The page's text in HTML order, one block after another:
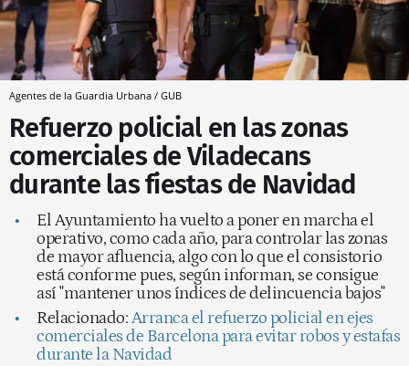
Agentes de la Guardia Urbana / GUB
Refuerzo policial en las zonas
comerciales de Viladecans
durante las fiestas de Navidad
El Ayuntamiento ha vuelto a poner en marcha el
operativo, como cada año, para controlar las zonas
de mayor afluencia, algo con lo que el consistorio
está conforme pues, según informan, se consigue
así "mantener unos índices de delincuencia bajos"
Relacionado:Arranca el refuerzo policial en ejes
comerciales de Barcelona para evitar robos y estafas
durante la Navidad